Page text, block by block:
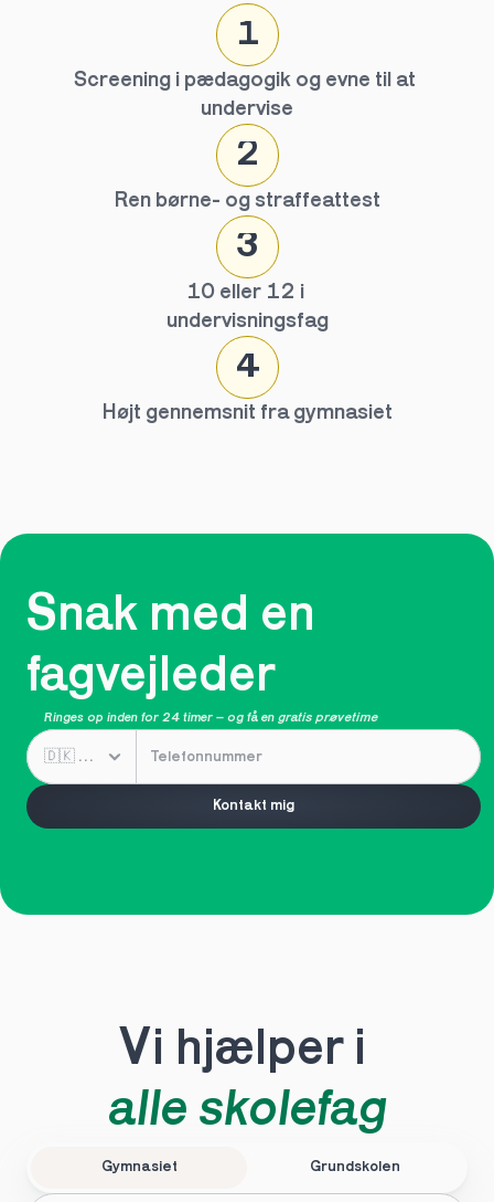
1
Screening i pædagogik og evne til at
undervise
2
Ren børne- og straffeattest
3
10 eller 12 i
undervisningsfag
4
Højt gennemsnit fra gymnasiet
Snak med en
fagvejleder
Ringes op inden for 24 timer – og få en gratis prøvetime
Kontakt mig
Vi hjælper i
alle skolefag
Gymnasiet Grundskolen